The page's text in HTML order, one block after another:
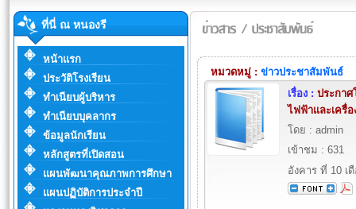
ที่นี่ ณ หนองรี
หน้าแรก
ประวัติโรงเรียน
ทำเนียบผู้บริหาร
ทำเนียบบุคลากร
ข้อมูลนักเรียน
หลักสูตรที่เปิดสอน
แผนพัฒนาคุณภาพการศึกษา
แผนปฏิบัติการประจำปี
หมวดหมู่ : ข่าวประชาสัมพันธ์
เรื่อง : ประกาศ
ไฟฟ้าและเครื่
โดย : admin
เข้าชม : 631
อังคาร ที่ 10